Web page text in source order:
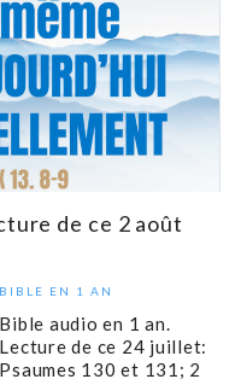
de ce 2 août
BIBLE EN 1 AN
Bible audio en 1 an.
Lecture de ce 24 juillet:
Psaumes 130 et 131; 2